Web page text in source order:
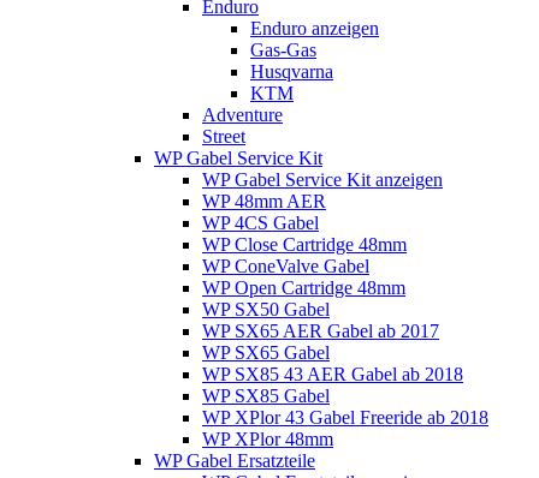
Enduro
Enduro anzeigen
Gas-Gas
Husqvarna
KTM
Adventure
Street
WP Gabel Service Kit
WP Gabel Service Kit anzeigen
WP 48mm AER
WP 4CS Gabel
WP Close Cartridge 48mm
WP ConeValve Gabel
WP Open Cartridge 48mm
WP SX50 Gabel
WP SX65 AER Gabel ab 2017
WP SX65 Gabel
WP SX85 43 AER Gabel ab 2018
WP SX85 Gabel
WP XPlor 43 Gabel Freeride ab 2018
WP XPlor 48mm
WP Gabel Ersatzteile